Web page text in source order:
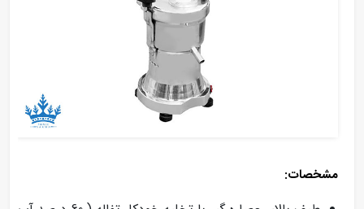
مشخصات: